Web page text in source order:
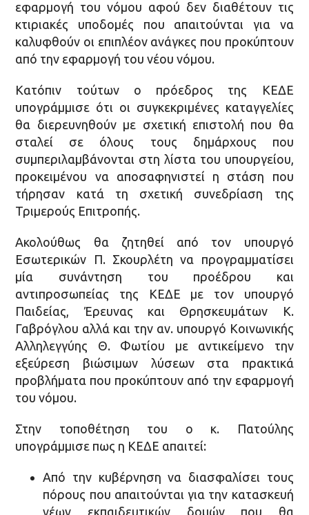
εφαρμογή του νόμου αφού δεν διαθέτουν τις
κτιριακές υποδομές που απαιτούνται για να
καλυφθούν οι επιπλέον ανάγκες που προκύπτουν
από την εφαρμογή του νέου νόμου.
Κατόπιν τούτων ο πρόεδρος της ΚΕΔΕ
υπογράμμισε ότι οι συγκεκριμένες καταγγελίες
θα διερευνηθούν με σχετική επιστολή που θα
σταλεί σε όλους τους δημάρχους που
συμπεριλαμβάνονται στη λίστα του υπουργείου,
προκειμένου να αποσαφηνιστεί η στάση που
τήρησαν κατά τη σχετική συνεδρίαση της
Τριμερούς Επιτροπής.
Ακολούθως θα ζητηθεί από τον υπουργό
Εσωτερικών Π. Σκουρλέτη να προγραμματίσει
μία συνάντηση του προέδρου και
αντιπροσωπείας της ΚΕΔΕ με τον υπουργό
Παιδείας, Έρευνας και Θρησκευμάτων Κ.
Γαβρόγλου αλλά και την αν. υπουργό Κοινωνικής
Αλληλεγγύης Θ. Φωτίου με αντικείμενο την
εξεύρεση βιώσιμων λύσεων στα πρακτικά
προβλήματα που προκύπτουν από την εφαρμογή
του νόμου.
Στην τοποθέτηση του ο κ. Πατούλης
υπογράμμισε πως η ΚΕΔΕ απαιτεί:
Από την κυβέρνηση να διασφαλίσει τους
πόρους που απαιτούνται για την κατασκευή
νέων εκπαιδευτικών δομών που θα